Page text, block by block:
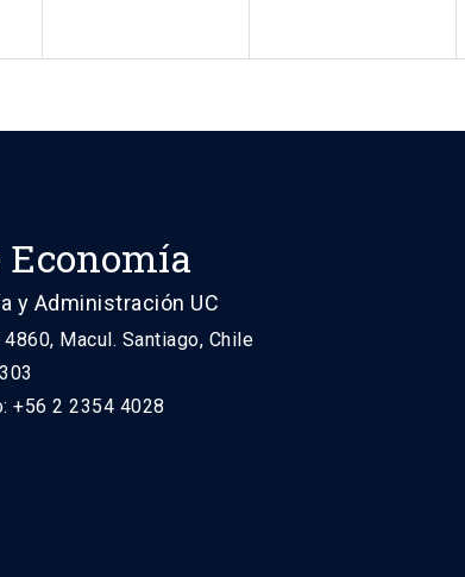
y Administración UC
Macul. Santiago, Chile
+56 2 2354 4028